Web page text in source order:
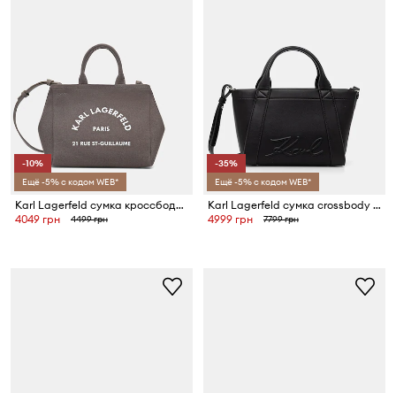
-10%
Ещё -5% с кодом WEB*
Karl Lagerfeld сумка кроссбоди женская хлопковая K/RSG CONV.
4049 грн
4499 грн
-35%
Ещё -5% с кодом WEB*
Karl Lagerfeld сумка crossbody для женщин из искусственной замши K/VILLE
4999 грн
7799 грн